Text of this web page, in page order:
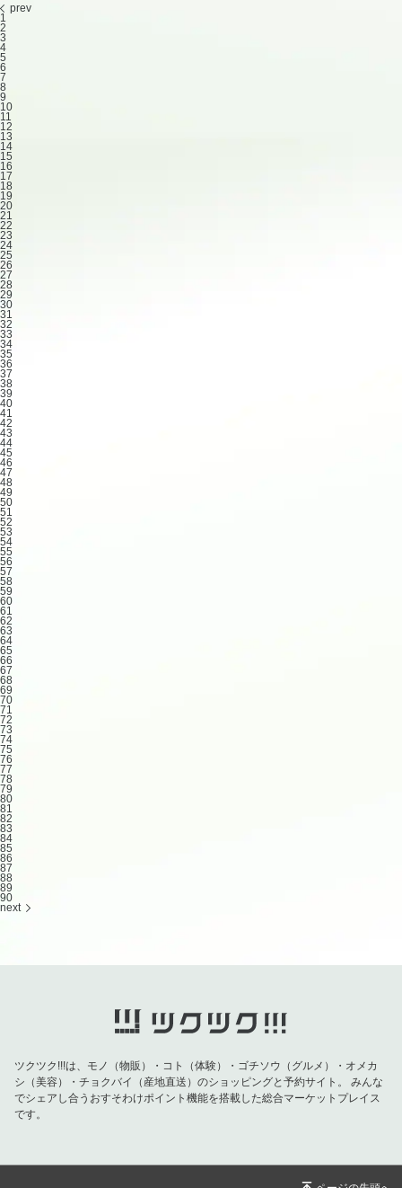
prev
1
2
3
4
5
6
7
8
9
10
11
12
13
14
15
16
17
18
19
20
21
22
23
24
25
26
27
28
29
30
31
32
33
34
35
36
37
38
39
40
41
42
43
44
45
46
47
48
49
50
51
52
53
54
55
56
57
58
59
60
61
62
63
64
65
66
67
68
69
70
71
72
73
74
75
76
77
78
79
80
81
82
83
84
85
86
87
88
89
90
next
ツクツク!!!は、モノ（物販）・コト（体験）・ゴチソウ（グルメ）・オメカ
シ（美容）・チョクバイ（産地直送）のショッピングと予約サイト。
みんな
でシェアし合うおすそわけポイント機能を搭載した総合マーケットプレイス
です。